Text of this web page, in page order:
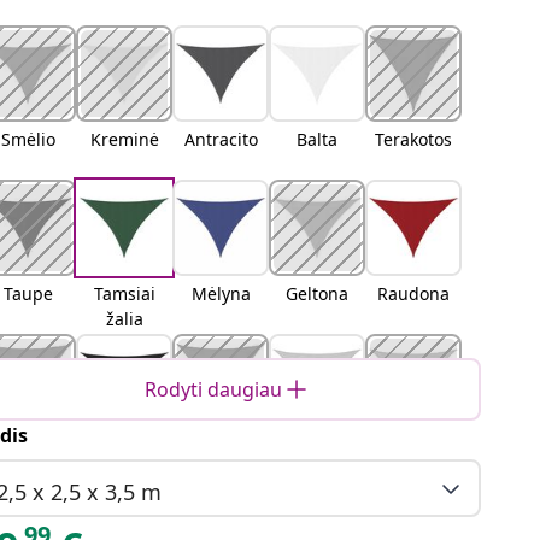
Smėlio Kreminė Antracito Balta Terakotos
Taupe
Tamsiai
žalia
Mėlyna Geltona Raudona
Rodyti daugiau
x 2,5 x 3,5 m